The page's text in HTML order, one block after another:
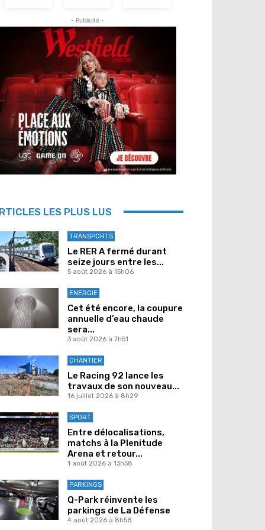
- Publicité -
LES PLUS LUS
TRANSPORTS
Le RER A fermé durant
seize jours entre les...
5 août 2026 à 15h06
ENERGIE
Cet été encore, la coupure
annuelle d’eau chaude
sera...
3 août 2026 à 7h51
CHANTIER
Le Racing 92 lance les
travaux de son nouveau...
16 juillet 2026 à 8h29
SPORT
Entre délocalisations,
matchs à la Plenitude
Arena et retour...
1 août 2026 à 13h58
PARKINGS
Q-Park réinvente les
parkings de La Défense
4 août 2026 à 8h58